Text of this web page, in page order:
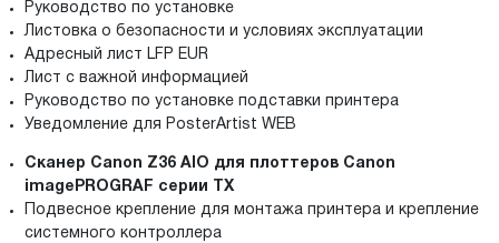
Руководство по установке
Листовка о безопасности и условиях эксплуатации
Адресный лист LFP EUR
Лист с важной информацией
Руководство по установке подставки принтера
Уведомление для PosterArtist WEB
Сканер Canon Z36 AIO для плоттеров Canon
imagePROGRAF серии TX
Подвесное крепление для монтажа принтера и крепление
системного контроллера